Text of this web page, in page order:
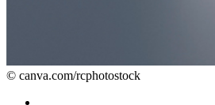
© canva.com/rcphotostock